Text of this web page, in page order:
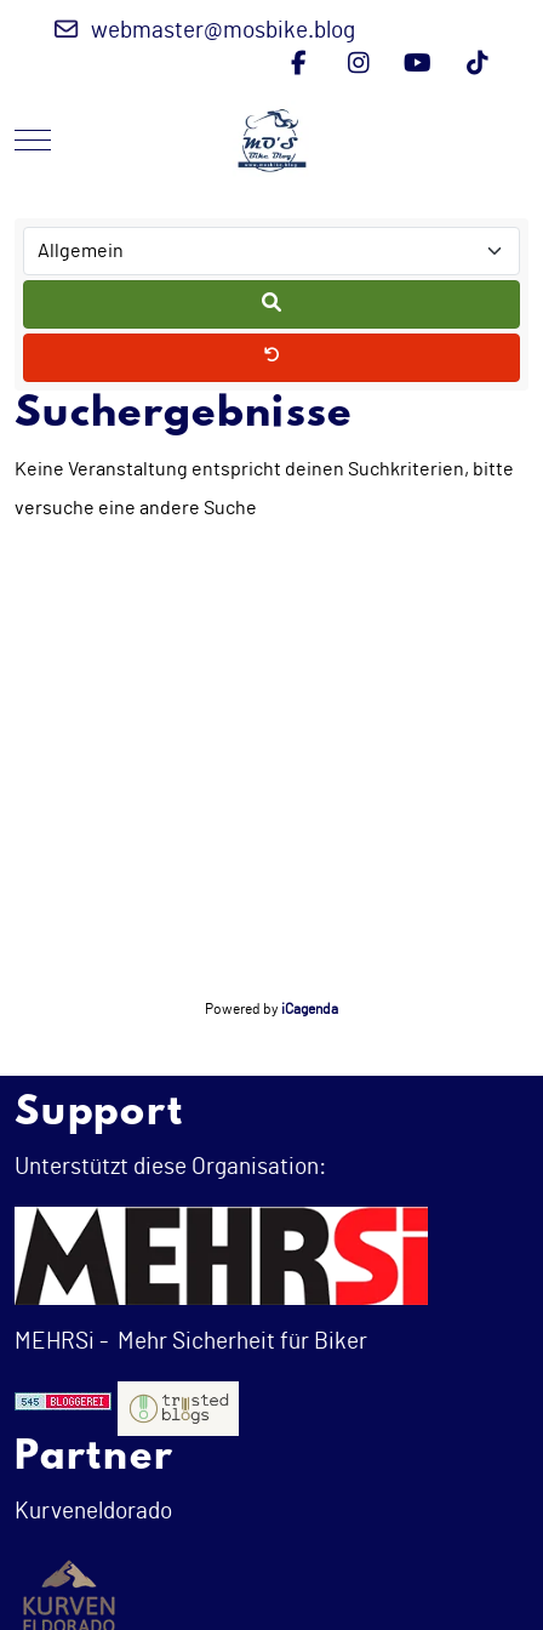
webmaster@mosbike.blog
Mobile Menu Toggle
Suchergebnisse
Keine Veranstaltung entspricht deinen Suchkriterien, bitte
versuche eine andere Suche
Powered by iCagenda
Support
Unterstützt diese Organisation:
MEHRSi - Mehr Sicherheit für Biker
Partner
Kurveneldorado